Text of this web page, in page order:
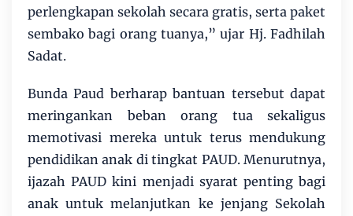
perlengkapan sekolah secara gratis, serta paket
sembako bagi orang tuanya,” ujar Hj. Fadhilah
Sadat.
Bunda Paud berharap bantuan tersebut dapat
meringankan beban orang tua sekaligus
memotivasi mereka untuk terus mendukung
pendidikan anak di tingkat PAUD. Menurutnya,
ijazah PAUD kini menjadi syarat penting bagi
anak untuk melanjutkan ke jenjang Sekolah